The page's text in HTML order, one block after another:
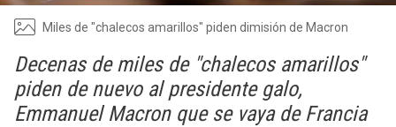
Miles de "chalecos amarillos" piden dimisión de Macron
Decenas de miles de "chalecos amarillos"
piden de nuevo al presidente galo,
Emmanuel Macron que se vaya de Francia